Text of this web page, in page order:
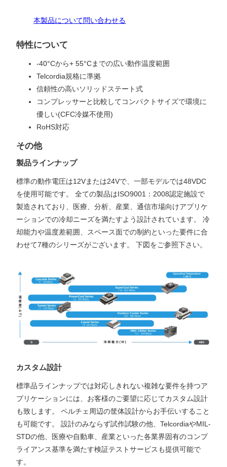
本製品について問い合わせる
特性について
-40°Cから+ 55°Cまでの広い動作温度範囲
Telcordia規格に準拠
信頼性の高いソリッドステート式
コンプレッサーと比較してコンパクトサイズで環境に
優しい(CFC冷媒不使用)
RoHS対応
その他
製品ラインナップ
標準の動作電圧は12Vまたは24Vで、一部モデルでは48VDC
を使用可能です。 全ての製品はISO9001：2008認定施設で
製造されており、医療、分析、産業、通信市場向けアプリケ
ーションでの冷却ニーズを満たすよう設計されています。 冷
却能力や温度差範囲、スペース面での制約といった要件に合
わせて7種のシリーズがございます。 下図をご参照下さい。
カスタム設計
標準品ラインナップでは対応しきれない複雑な要件を持つア
プリケーションには、お客様のご要望に応じてカスタム設計
も致します。 ペルチェ周辺の筐体設計からお手伝いすること
も可能です。 設計のみならず試作試験の他、TelcordiaやMIL-
STDの他、医療や自動車、産業といった各業界固有のコンプ
ライアンス基準を満たす検証テストサービスも提供可能で
す。